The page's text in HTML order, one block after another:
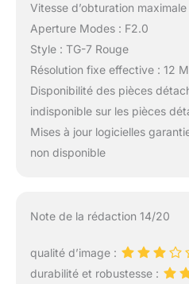
Vitesse d’obturation
Aperture Modes : F2.0
Style : TG-7 Rouge
Résolution fixe effective : 12
Disponibilité des pièces
indisponible sur les pièces
Mises à jour logicielles
non disponible
Note de la rédaction 14/20
qualité d’image :
durabilité et robustesse :